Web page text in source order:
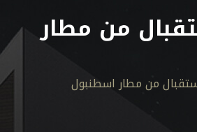
من مطار
من مطار اسطنبول